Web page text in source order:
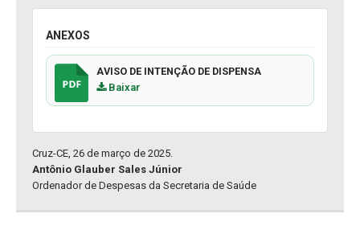
ANEXOS
AVISO DE INTENÇÃO DE DISPENSA
Baixar
Cruz-CE, 26 de março de 2025.
Antônio Glauber Sales Júnior
Ordenador de Despesas da Secretaria de Saúde